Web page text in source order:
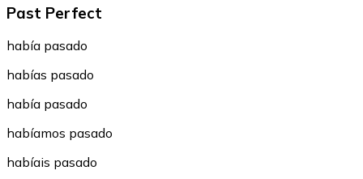
Past Perfect
había pasado
habías pasado
había pasado
habíamos pasado
habíais pasado